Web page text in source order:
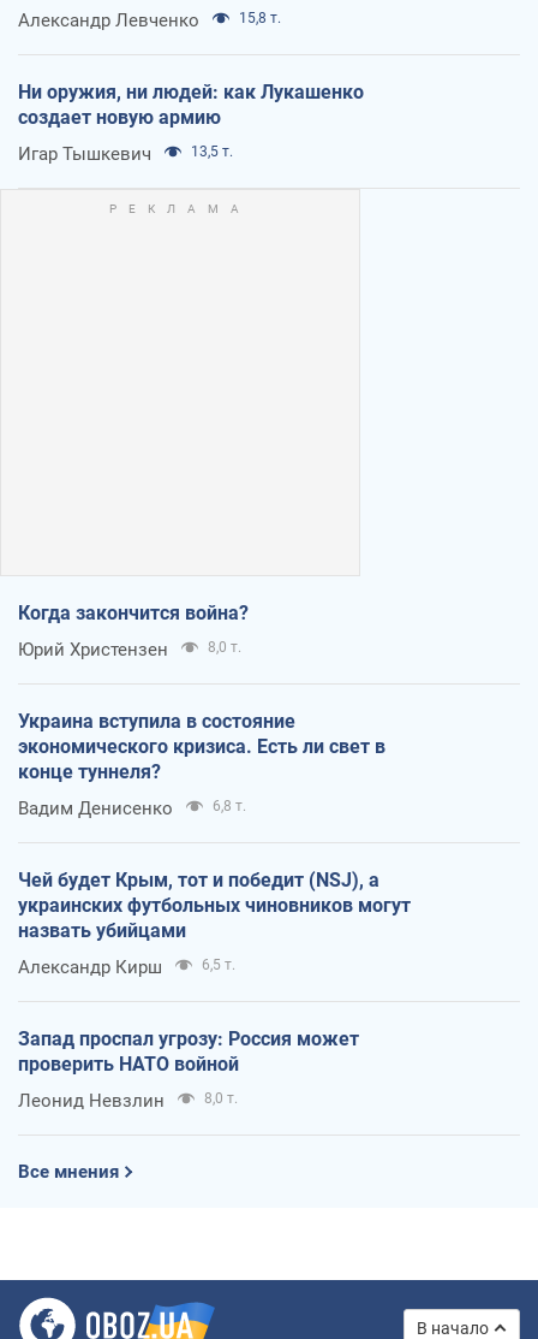
Александр Левченко 15,8 т.
Ни оружия, ни людей: как Лукашенко
создает новую армию
Игар Тышкевич 13,5 т.
Когда закончится война?
Юрий Христензен 8,0 т.
Украина вступила в состояние
экономического кризиса. Есть ли свет в
конце туннеля?
Вадим Денисенко 6,8 т.
Чей будет Крым, тот и победит (NSJ), а
украинских футбольных чиновников могут
назвать убийцами
Александр Кирш 6,5 т.
Запад проспал угрозу: Россия может
проверить НАТО войной
Леонид Невзлин 8,0 т.
Все мнения
В начало